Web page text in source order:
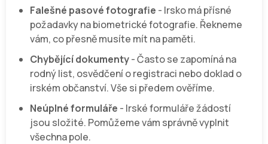
Falešné pasové fotografie - Irsko má přísné
požadavky na biometrické fotografie. Řekneme
vám, co přesně musíte mít na paměti.
Chybějící dokumenty- Často se zapomíná na
rodný list, osvědčení o registraci nebo doklad o
irském občanství. Vše si předem ověříme.
Neúplné formuláře - Irské formuláře žádostí
jsou složité. Pomůžeme vám správně vyplnit
všechna pole.